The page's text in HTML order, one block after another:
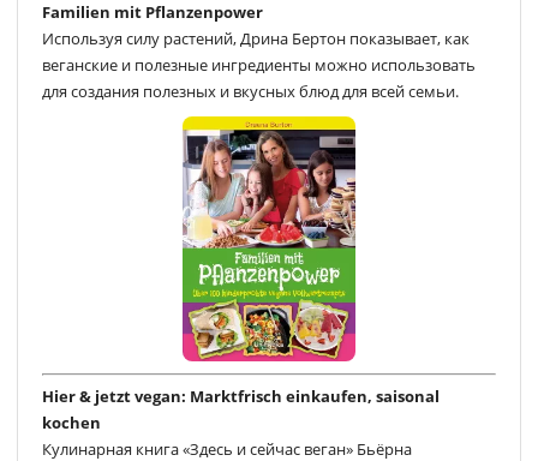
Familien mit Pflanzenpower
Используя силу растений, Дрина Бертон показывает, как
веганские и полезные ингредиенты можно использовать
для создания полезных и вкусных блюд для всей семьи.
Hier & jetzt vegan: Marktfrisch einkaufen, saisonal
kochen
Кулинарная книга «Здесь и сейчас веган» Бьёрна